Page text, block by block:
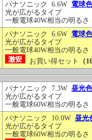
パナソニック 6.6W 電球色
光が広がるタイプ
一般電球40W相当の明るさ
パナソニック 6.6W 電球色
光が広がるタイプ
一般電球40W相当の明るさ
お買い得セット
（
パナソニック 7.3W 昼光色
光が広がるタイプ
一般電球60W相当の明るさ
パナソニック 10.0W 昼光
光が広がるタイプ
一般電球60W相当の明るさ